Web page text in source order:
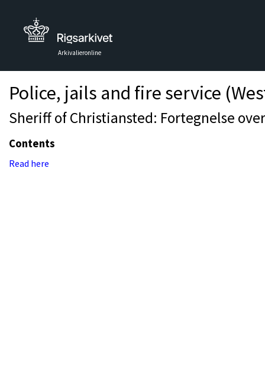
Arkivalieronline
Police, jails and fire service
Sheriff of Christiansted: Fortegnelse
Contents
Read here